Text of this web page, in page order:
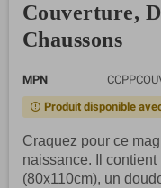
Couverture,
Chaussons
MPN
error_outline Produit disponible
Craquez pour ce
naissance. Il
(80x110cm), un